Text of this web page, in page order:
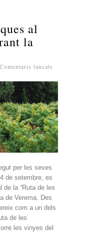
al
la
Comentaris tancats
de
les
Barraques
al
Celler
Abadal
durant
per les seves
de setembre, es
de la “Ruta de les
de Verema. Des
com a un dels
de les
les vinyes del